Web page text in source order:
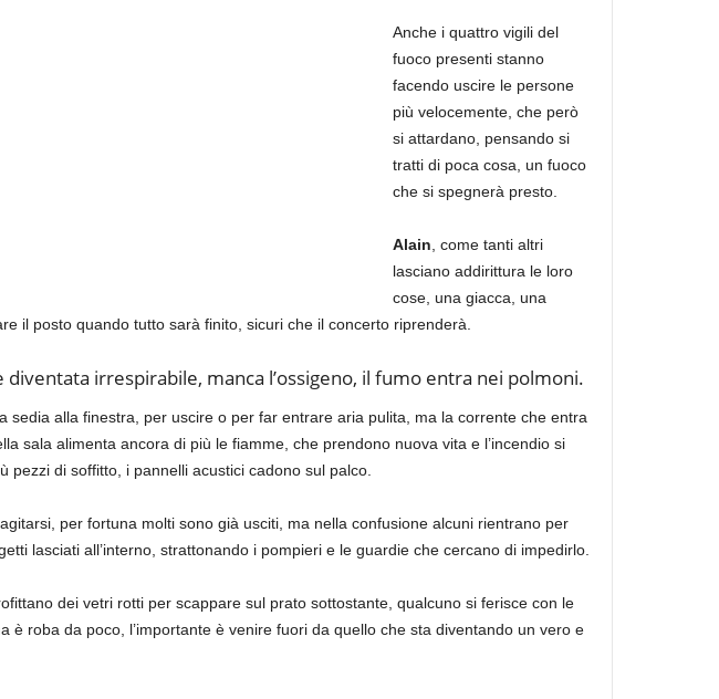
Anche i quattro vigili del
fuoco presenti stanno
facendo uscire le persone
più velocemente, che però
si attardano, pensando si
tratti di poca cosa, un fuoco
che si spegnerà presto.
Alain , come tanti altri
lasciano addirittura le loro
cose, una giacca, una
il posto quando tutto sarà finito, sicuri che il concerto riprenderà.
diventata irrespirabile, manca l’ossigeno, il fumo entra nei polmoni.
sedia alla finestra, per uscire o per far entrare aria pulita, ma la corrente che entra
sala alimenta ancora di più le fiamme, che prendono nuova vita e l’incendio si
pezzi di soffitto, i pannelli acustici cadono sul palco.
per fortuna molti sono già usciti, ma nella confusione alcuni rientrano per
lasciati all’interno, strattonando i pompieri e le guardie che cercano di impedirlo.
dei vetri rotti per scappare sul prato sottostante, qualcuno si ferisce con le
è roba da poco, l’importante è venire fuori da quello che sta diventando un vero e